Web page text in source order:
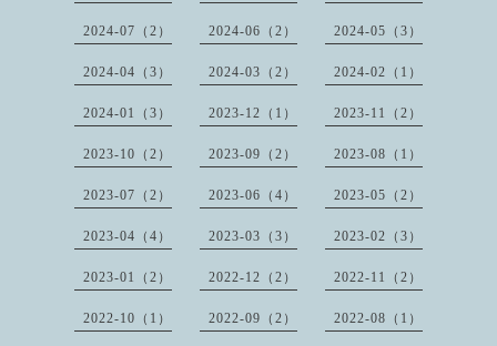
2024-07（2） 2024-06（2） 2024-05（3）
2024-04（3） 2024-03（2） 2024-02（1）
2024-01（3） 2023-12（1） 2023-11（2）
2023-10（2） 2023-09（2） 2023-08（1）
2023-07（2） 2023-06（4） 2023-05（2）
2023-04（4） 2023-03（3） 2023-02（3）
2023-01（2） 2022-12（2） 2022-11（2）
2022-10（1） 2022-09（2） 2022-08（1）